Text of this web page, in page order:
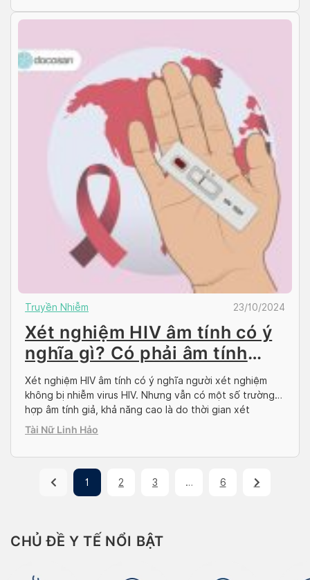
Truyền Nhiễm 23/10/2024
Xét nghiệm HIV âm tính có ý
nghĩa gì? Có phải âm tính
giả?
Xét nghiệm HIV âm tính có ý nghĩa người xét nghiệm
không bị nhiễm virus HIV. Nhưng vẫn có một số trường
hợp âm tính giả, khả năng cao là do thời gian xét
nghiệm chưa thích hợp hoặc quy trình thực hiện không
Tài Nữ Linh Hảo
1 2 3 … 6
CHỦ ĐỀ Y TẾ NỔI BẬT